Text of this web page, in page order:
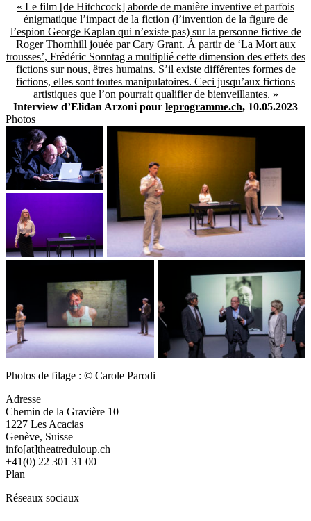
« Le film [de Hitchcock] aborde de manière inventive et parfois
énigmatique l’impact de la fiction (l’invention de la figure de
l’espion George Kaplan qui n’existe pas) sur la personne fictive de
Roger Thornhill jouée par Cary Grant. À partir de ‘La Mort aux
trousses’, Frédéric Sonntag a multiplié cette dimension des effets des
fictions sur nous, êtres humains. S’il existe différentes formes de
fictions, elles sont toutes manipulatoires. Ceci jusqu’aux fictions
artistiques que l’on pourrait qualifier de bienveillantes. »
Interview d’Elidan Arzoni pour leprogramme.ch, 10.05.2023
Photos
Photos de filage : © Carole Parodi
Adresse
Chemin de la Gravière 10
1227 Les Acacias
Genève, Suisse
info[at]theatreduloup.ch
+41(0) 22 301 31 00
Plan
Réseaux sociaux